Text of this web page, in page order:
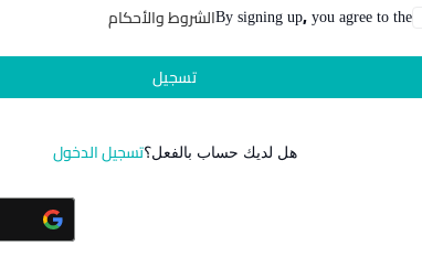
By signing up, you agree to theالشروط والأحكام
تسجيل
هل لديك حساب بالفعل؟تسجيل الدخول